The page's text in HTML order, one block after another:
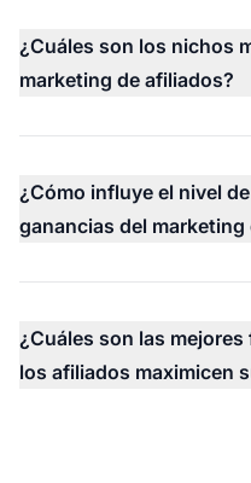
¿Cuáles son los nichos
marketing de afiliados?
¿Cómo influye el nivel
ganancias del marketing
¿Cuáles son las
los afiliados maximicen